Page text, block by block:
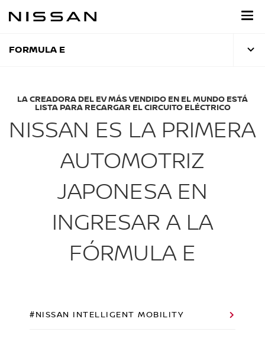
FORMULA E
LA CREADORA DEL EV MÁS VENDIDO EN EL MUNDO ESTÁ
LISTA PARA RECARGAR EL CIRCUITO ELÉCTRICO
NISSAN ES LA PRIMERA
AUTOMOTRIZ
JAPONESA EN
INGRESAR A LA
FÓRMULA E
#NISSAN INTELLIGENT MOBILITY